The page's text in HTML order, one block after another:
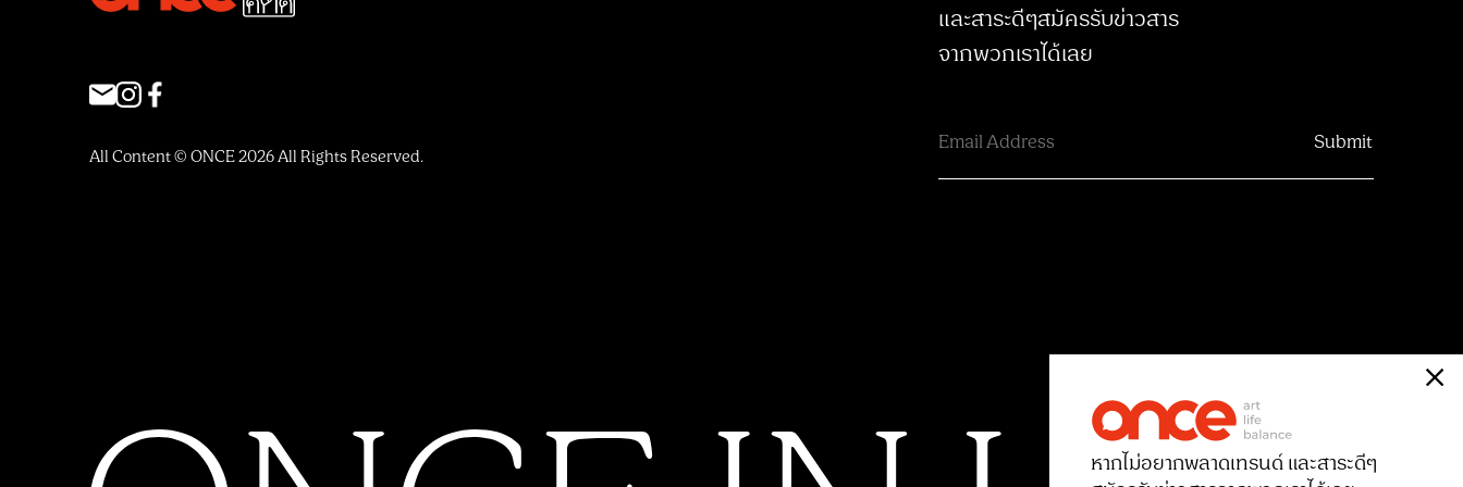
All Content © ONCE 2026 All Rights Reserved.
และสาระดีๆสมัครรับข่าวสาร
จากพวกเราได้เลย
หากไม่อยากพลาดเทรนด์ และสาระดีๆ
สมัครรับข่าวสารจากพวกเราได้เลย